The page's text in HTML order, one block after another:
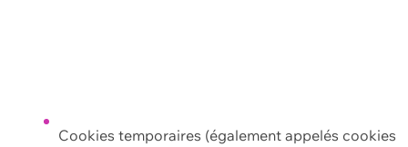
Cookies temporaires (également appelés cookies